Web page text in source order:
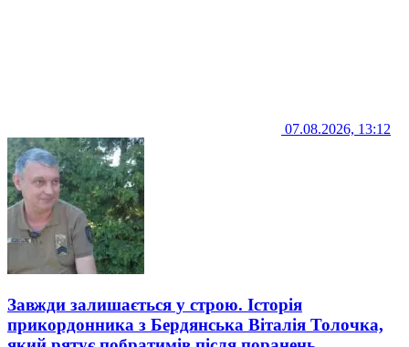
07.08.2026, 13:12
Завжди залишається у строю. Історія
прикордонника з Бердянська Віталія Толочка,